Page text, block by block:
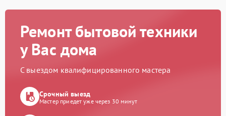
Ремонт бытовой техники
у Вас дома
С выездом квалифицированного мастера
Срочный выезд
Мастер приедет уже через 30 минут